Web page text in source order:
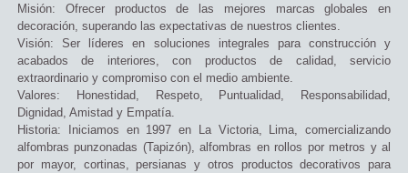
Misión: Ofrecer productos de las mejores marcas globales en
decoración, superando las expectativas de nuestros clientes.
Visión: Ser líderes en soluciones integrales para construcción y
acabados de interiores, con productos de calidad, servicio
extraordinario y compromiso con el medio ambiente.
Valores: Honestidad, Respeto, Puntualidad, Responsabilidad,
Dignidad, Amistad y Empatía.
Historia: Iniciamos en 1997 en La Victoria, Lima, comercializando
alfombras punzonadas (Tapizón), alfombras en rollos por metros y al
por mayor, cortinas, persianas y otros productos decorativos para